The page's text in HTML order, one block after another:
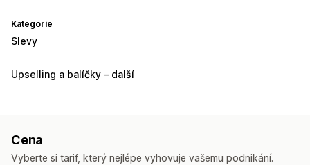
Kategorie
Slevy
Upselling a balíčky – další
Cena
Vyberte si tarif, který nejlépe vyhovuje vašemu podnikání.